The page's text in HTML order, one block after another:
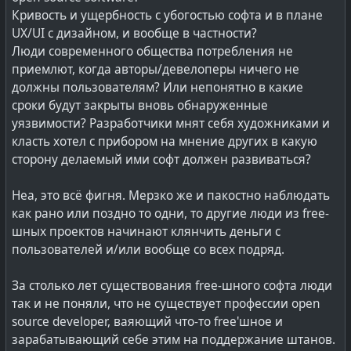
То есть, ИИ вам не код генерирует - это уже не
нужно. Экран разработчика поделён на две части -
на одной он пишет чо надо от приложения, а на
другой части это приложение в реальном времени
меняет свою форму согласно описанию
разработчика.
Иначе говоря, программисты всегда заполняли
предметной области и формальным исполнителем
(вычислителем). Служили неким мостиком из мира
живого в мир мёртвого. Для чего надо было
изучать мертвяцкие формализмы, понимать, как
другого.
А теперь таким мостиком будет работать новый ИИ.
#curlможет использовать разные альтернативы
OpenSSL, т.к. изначально спроектирован таким
образом, что не завязан именно на OpenSSL:
Есть официальная документация что и как с
бэкендами вообще.
Рядом, примерно там же имеетсясравнение
разных криптографических бэкендов.
Что предлагают по HTTP/3 авторы curl?
Вот зелёным выделена комбинация библиотек,
которую полагают наиболее стабильным и
полноценным вариантом
Вся загвоздка в том, что #OpenSSLпытается
содержать в себе реализацию #QUIC, а не использует
реализацию в виде какой-то библиотеки.
Что получается в целом?
Протокол #HTTP/3реализуется через библиотеку
#nghttp3 .
Кривость и ущербность с убогостью софта и в плане
UX/UI с дизайном, и вообще в частности?
Люди современного общества потребления не
приемлют, когда авторы/девелоперы ничего не
должны пользователям? Или непонятно в какие
сроки будут закрыты вновь обнаруженные
уязвимости? Разработчики мнят себя художниками и
класть хотел с прибором на мнение других в какую
сторону делаемый ими софт должен развиваться?
Неа, это всё фигня. Мерзко же и пакостно наблюдать
как рано или поздно то одни, то другие люди из free-
шных проектов начинают клянчить деньги с
пользователей и/или вообще со всех подряд.
За столько лет существования free-шного софта люди
так и не поняли, что не существует профессии open
source developer, ваяющий что-то free'шное и
зарабатывающий себе этим на поддержание штанов.